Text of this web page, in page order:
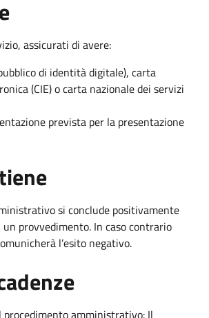
assicurati di avere:
di identità digitale), carta
(CIE) o carta nazionale dei servizi
prevista per la presentazione
si conclude positivamente
un provvedimento. In caso contrario
l’esito negativo.
procedimento amministrativo: Il